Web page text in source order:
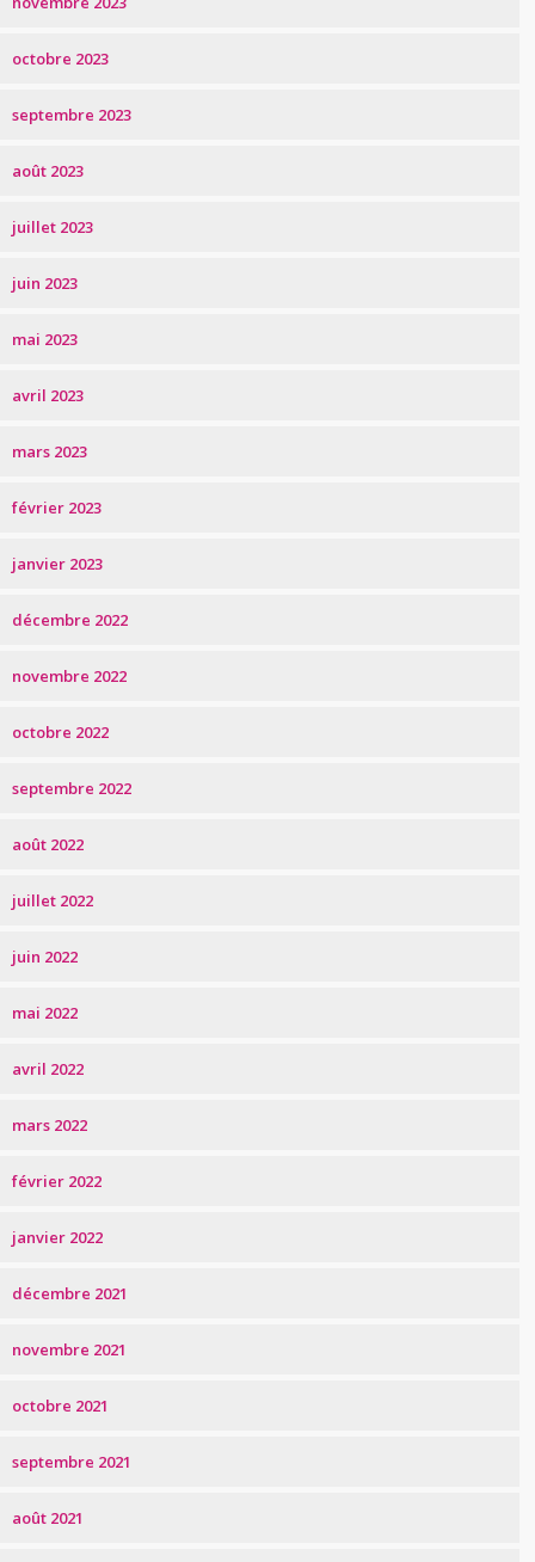
octobre 2023
septembre 2023
août 2023
juillet 2023
juin 2023
mai 2023
avril 2023
mars 2023
février 2023
janvier 2023
décembre 2022
novembre 2022
octobre 2022
septembre 2022
août 2022
juillet 2022
juin 2022
mai 2022
avril 2022
mars 2022
février 2022
janvier 2022
décembre 2021
novembre 2021
octobre 2021
septembre 2021
août 2021